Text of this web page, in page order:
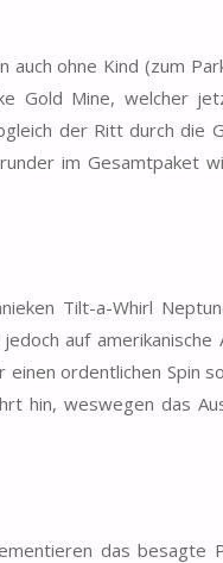
ohne Kind (zum
Gold Mine, welcher
der Ritt durch die
im Gesamtpaket
Tilt-a-Whirl
auf amerikanische
ordentlichen Spin
hin, weswegen das
das besagte